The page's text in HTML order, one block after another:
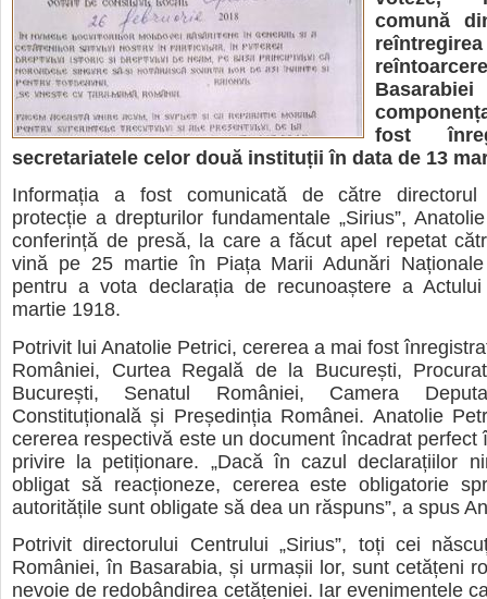
comună
fost
secretariatele celor două instituții în data de 13
Informația a fost comunicată de către directorul
protecție a drepturilor fundamentale „Sirius”,
conferință de presă, la care a făcut apel repetat
vină pe 25 martie în Piața Marii Adunări
pentru a vota declarația de recunoaștere a
martie 1918.
Potrivit lui Anatolie Petrici, cererea a mai fost
României, Curtea Regală de la București,
București, Senatul României, Camera
Constituțională și Președinția Românei. Anatolie
cererea respectivă este un document încadrat perfect
privire la petiționare. „Dacă în cazul declarațiilor
obligat să reacționeze, cererea este obligatorie
autoritățile sunt obligate să dea un răspuns”, a spus
Potrivit directorului Centrului „Sirius”, toți cei
României, în Basarabia, și urmașii lor, sunt cetățeni
nevoie de redobândirea cetățeniei. Iar evenimentele